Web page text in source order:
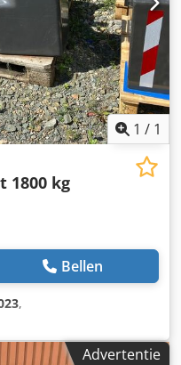
1 / 1
1800 kg
Bellen
,
Advertentie